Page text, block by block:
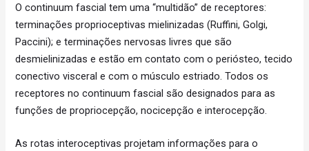
O continuum fascial tem uma “multidão” de receptores:
terminações proprioceptivas mielinizadas (Ruffini, Golgi,
Paccini); e terminações nervosas livres que são
desmielinizadas e estão em contato com o periósteo, tecido
conectivo visceral e com o músculo estriado. Todos os
receptores no continuum fascial são designados para as
funções de propriocepção, nocicepção e interocepção.
As rotas interoceptivas projetam informações para o